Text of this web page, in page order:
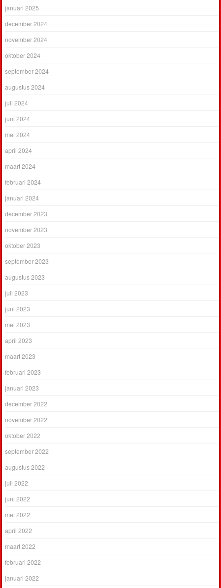
januari 2025
december 2024
november 2024
oktober 2024
september 2024
augustus 2024
juli 2024
juni 2024
mei 2024
april 2024
maart 2024
februari 2024
januari 2024
december 2023
november 2023
oktober 2023
september 2023
augustus 2023
juli 2023
juni 2023
mei 2023
april 2023
maart 2023
februari 2023
januari 2023
december 2022
november 2022
oktober 2022
september 2022
augustus 2022
juli 2022
juni 2022
mei 2022
april 2022
maart 2022
februari 2022
januari 2022